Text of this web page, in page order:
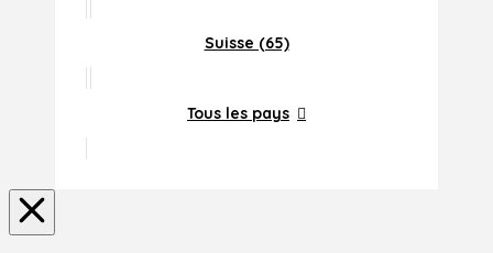
Suisse (65)
Tous les pays